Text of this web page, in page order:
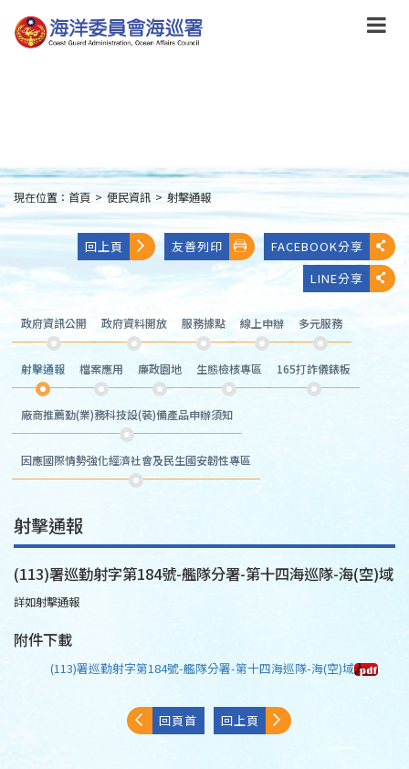
到
主
:::
現在位置： 首頁 > 便民資訊 > 射擊通報
回上頁 友善列印
FACEBOOK分享
LINE分享
政府資訊公開 政府資料開放 服務據點 線上申辦 多元服務
射擊通報 檔案應用 廉政園地 生態檢核專區 165打詐儀錶板
廠商推薦勤(業)務科技設(裝)備產品申辦須知
因應國際情勢強化經濟社會及民生國安韌性專區
射擊通報
(113)署巡勤射字第184號-艦隊分署-第十四海巡隊-海(空)域
詳如射擊通報
附件下載
(113)署巡勤射字第184號-艦隊分署-第十四海巡隊-海(空)域
回頁首 回上頁